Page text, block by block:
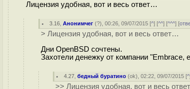
Лицензия удобная, вот и весь ответ…
3.16 ,Анонимчег (?), 00:26, 09/07/2015 [^] [^^] [^^^] [
> Лицензия удобная, вот и весь ответ…
Дни OpenBSD сочтены.
Захотели денежку от компании "Embrace,
4.27 ,бедный буратино (ok), 02:22, 09/07/2015 [^
>> Лицензия удобная, вот и весь